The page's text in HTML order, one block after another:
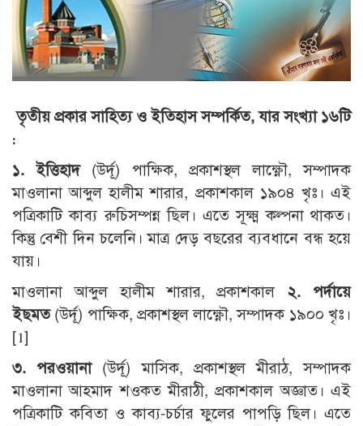
তৃতীয় প্রকার সাহিত্য ও ইতিহাস সম্পর্কিত,যার সংখ্যা ১৬টি
:
১. ইত্তিহাদ(উর্দূ) পাক্ষিক, প্রকাশস্থল লাক্ষ্ণৌ, সম্পাদক
মাওলানা আব্দুল হালীম শারার, প্রকাশকাল ১৯০৪ খৃঃ। এই
পত্রিকাটি কাব্য রুচিসম্পন্ন ছিল। এতে সূক্ষ্ম কল্পনা থাকত।
কিন্তু বেশী দিন চলেনি। মাত্র দেড় বছরের ব্যবধানে বন্ধ হয়ে
যায়।
মাওলানা আব্দুল হালীম শারার, প্রকাশকাল ২. পর্দায়ে
ইছমত(উর্দূ) পাক্ষিক, প্রকাশস্থল লাক্ষ্ণৌ, সম্পাদক ১৯০০ খৃঃ।
[1]
৩. পরওয়ানা(উর্দূ) মাসিক, প্রকাশস্থল মীরাঠ, সম্পাদক
মাওলানা আহমাদ শওকত মীরাঠী, প্রকাশকাল অজ্ঞাত। এই
পত্রিকাটি কবিতা ও কাব্য-চর্চার ফুলের পাপড়ি ছিল। এতে